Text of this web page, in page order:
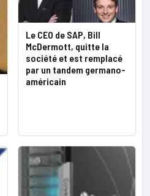
Le CEO de SAP, Bill
McDermott, quitte la
société et est remplacé
par un tandem germano-
américain